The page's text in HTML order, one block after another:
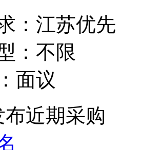
： 江苏优先
： 不限
面议
布近期采购